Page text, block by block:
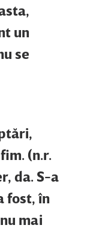
un
se
(n.r.
da. S-a
fost, în
mai